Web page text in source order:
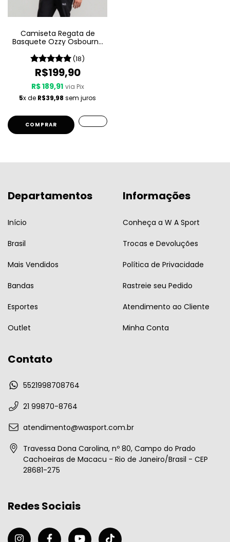
Camiseta Regata de
Basquete Ozzy Osbourne
(18)
R$199,90
R$ 189,91 via Pix
5x de R$39,98 sem juros
COMPRAR
Departamentos
Início
Brasil
Mais Vendidos
Bandas
Esportes
Outlet
Informações
Conheça a W A Sport
Trocas e Devoluções
Política de Privacidade
Rastreie seu Pedido
Atendimento ao Cliente
Minha Conta
Contato
5521998708764
21 99870-8764
atendimento@wasport.com.br
Travessa Dona Carolina, nº 80, Campo do Prado
Cachoeiras de Macacu - Rio de Janeiro/Brasil - CEP
28681-275
Redes Sociais